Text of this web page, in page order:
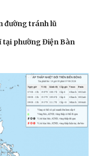
đường tránh lũ
tại phường Điện Bàn